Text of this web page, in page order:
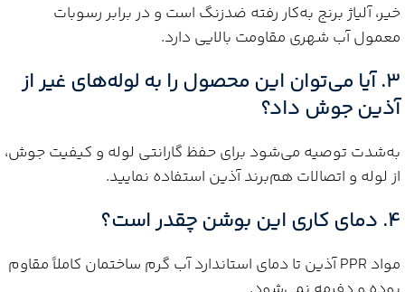
خیر، آلیاژ برنج به‌کار رفته ضدزنگ است و در برابر رسوبات
معمول آب شهری مقاومت بالایی دارد.
3. آیا می‌توان این محصول را به لوله‌های غیر از
آذین جوش داد؟
به‌شدت توصیه می‌شود برای حفظ گارانتی لوله و کیفیت جوش،
از لوله و اتصالات هم‌برند آذین استفاده نمایید.
4. دمای کاری این بوشن چقدر است؟
مواد PPR آذین تا دمای استاندارد آب گرم ساختمان کاملاً مقاوم